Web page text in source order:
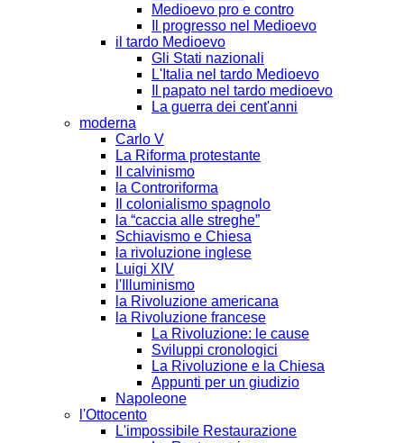
Medioevo pro e contro
Il progresso nel Medioevo
il tardo Medioevo
Gli Stati nazionali
L'Italia nel tardo Medioevo
Il papato nel tardo medioevo
La guerra dei cent'anni
moderna
Carlo V
La Riforma protestante
Il calvinismo
la Controriforma
Il colonialismo spagnolo
la “caccia alle streghe”
Schiavismo e Chiesa
la rivoluzione inglese
Luigi XIV
l'Illuminismo
la Rivoluzione americana
la Rivoluzione francese
La Rivoluzione: le cause
Sviluppi cronologici
La Rivoluzione e la Chiesa
Appunti per un giudizio
Napoleone
l'Ottocento
L'impossibile Restaurazione